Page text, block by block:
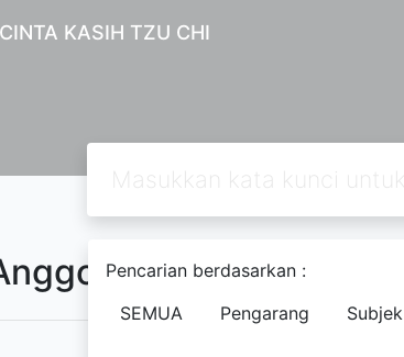
KASIH TZU CHI
Pencarian berdasarkan :
SEMUA
Pengarang Subjek
Perpustakaan